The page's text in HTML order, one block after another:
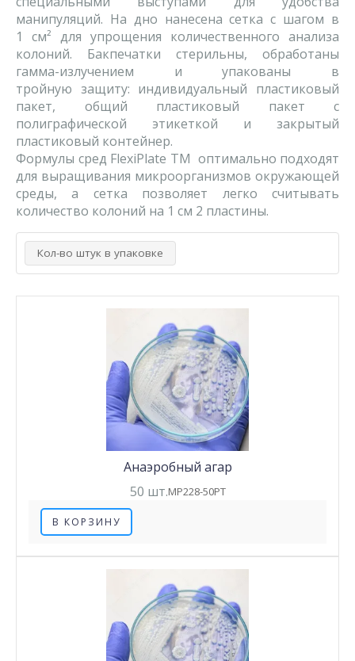
манипуляций. На дно нанесена сетка с шагом в
1 см² для упрощения количественного анализа
колоний. Бакпечатки стерильны, обработаны
гамма-излучением и упакованы в
тройную защиту: индивидуальный пластиковый
пакет, общий пластиковый пакет с
полиграфической этикеткой и закрытый
пластиковый контейнер.
Формулы сред FlexiPlate TM оптимально подходят
для выращивания микроорганизмов окружающей
среды, а сетка позволяет легко считывать
количество колоний на 1 см 2 пластины.
Кол-во штук в упаковке
Анаэробный агар
50 шт.MP228-50PT
В КОРЗИНУ